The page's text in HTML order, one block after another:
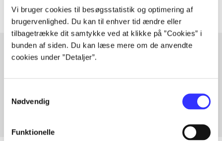
Vi bruger cookies til besøgsstatistik og optimering af
brugervenlighed. Du kan til enhver tid ændre eller
tilbagetrække dit samtykke ved at klikke på ”Cookies” i
bunden af siden. Du kan læse mere om de anvendte
cookies under ”Detaljer”.
Nødvendig
Funktionelle